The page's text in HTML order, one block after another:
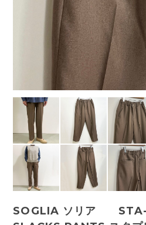
SOGLIA ソリア STA-